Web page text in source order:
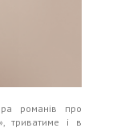
романів про
триватиме і в